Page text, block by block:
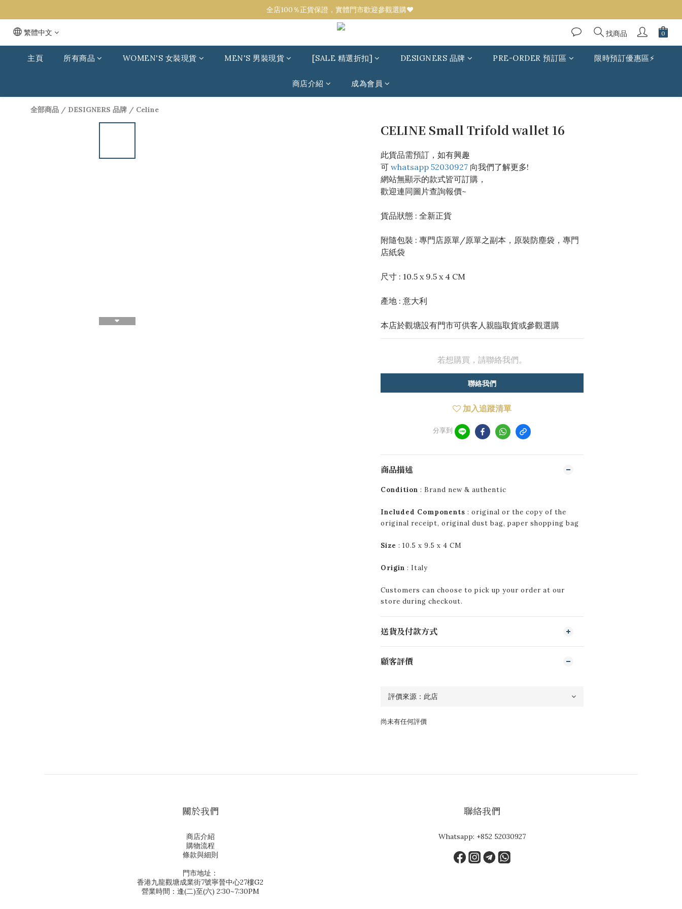
全店100％正貨保證，實體門市歡迎參觀選購❤️
全店100％正貨保證，實體門市歡迎參觀選購❤️
設有代購服務！任何品牌／款式可來圖報價💟
全店100％正貨保證，實體門市歡迎參觀選購❤️
繁體中文 找商品
主頁 所有商品 WOMEN'S 女裝現貨 MEN'S 男裝現貨 [SALE 精選折扣] DESIGNERS 品牌 PRE-ORDER 預訂區 限時預訂優惠區⚡
商店介紹 成為會員
全部商品 / DESIGNERS 品牌 / Celine
CELINE Small Trifold wallet 16
此貨品需預訂，如有興趣
可 whatsapp 52030927 向我們了解更多!
網站無顯示的款式皆可訂購，
歡迎連同圖片查詢報價~
貨品狀態 : 全新正貨
附隨包裝 : 專門店原單/原單之副本，原裝防塵袋，專門
店紙袋
尺寸 : 10.5 x 9.5 x 4 CM
產地 : 意大利
本店於觀塘設有門市可供客人親臨取貨或參觀選購
若想購買，請聯絡我們。
聯絡我們
加入追蹤清單
分享到
商品描述
Condition : Brand new & authentic
Included Components : original or the copy of the
original receipt, original dust bag, paper shopping bag
Size : 10.5 x 9.5 x 4 CM
Origin : Italy
Customers can choose to pick up your order at our
store during checkout.
送貨及付款方式
顧客評價
尚未有任何評價
關於我們
商店介紹
購物流程
條款與細則
門市地址：
香港九龍觀塘成業街7號寧晉中心27樓G2
營業時間：逢(二)至(六) 2:30~7:30PM
聯絡我們
Whatsapp: +852 52030927